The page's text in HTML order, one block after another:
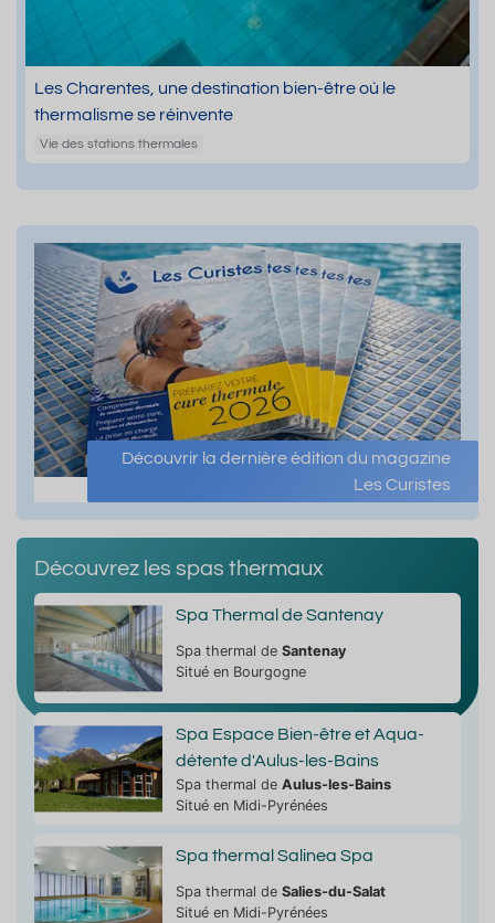
Les Charentes, une destination bien-être où le
thermalisme se réinvente
Vie des stations thermales
Découvrir la dernière édition du magazine
Les Curistes
Découvrez les spas thermaux
Spa Thermal de Santenay
Spa thermal de Santenay
Situé en Bourgogne
Spa Espace Bien-être et Aqua-
détente d'Aulus-les-Bains
Spa thermal de Aulus-les-Bains
Situé en Midi-Pyrénées
Spa thermal Salinea Spa
Spa thermal de Salies-du-Salat
Situé en Midi-Pyrénées